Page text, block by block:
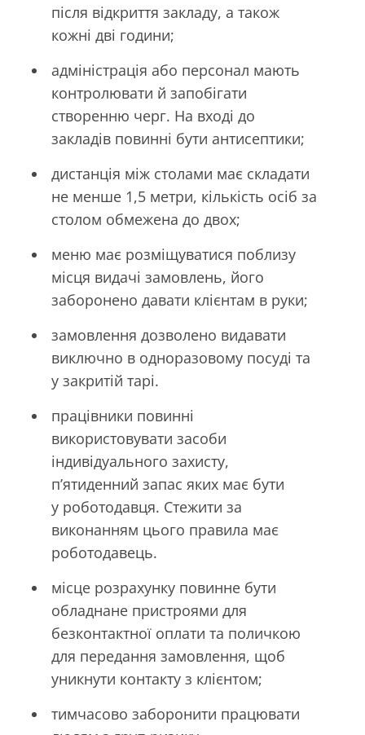
після відкриття закладу, а також
кожні дві години;
адміністрація або персонал мають
контролювати й запобігати
створенню черг. На вході до
закладів повинні бути антисептики;
дистанція між столами має складати
не менше 1,5 метри, кількість осіб за
столом обмежена до двох;
меню має розміщуватися поблизу
місця видачі замовлень, його
заборонено давати клієнтам в руки;
замовлення дозволено видавати
виключно в одноразовому посуді та
у закритій тарі.
працівники повинні
використовувати засоби
індивідуального захисту,
п’ятиденний запас яких має бути
у роботодавця. Стежити за
виконанням цього правила має
роботодавець.
місце розрахунку повинне бути
обладнане пристроями для
безконтактної оплати та поличкою
для передання замовлення, щоб
уникнути контакту з клієнтом;
тимчасово заборонити працювати